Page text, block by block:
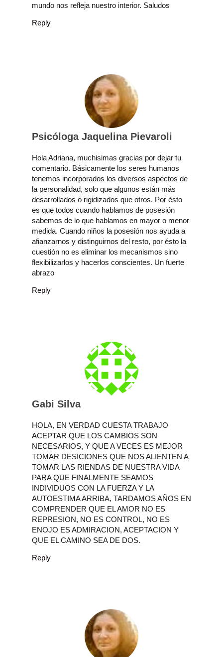
mundo nos refleja nuestro interior. Saludos
Reply
Psicóloga Jaquelina Pievaroli
Hola Adriana, muchisimas gracias por dejar tu
comentario. Básicamente los seres humanos
tenemos incorporados los diversos aspectos de
la personalidad, solo que algunos están más
desarrollados o rigidizados que otros. Por ésto
es que todos cuando hablamos de posesión
sabemos de lo que hablamos en mayor o menor
medida. Cuando niños la posesión nos ayuda a
afianzarnos y distinguirnos del resto, por ésto la
cuestión no es eliminar los mecanismos sino
flexibilizarlos y hacerlos conscientes. Un fuerte
abrazo
Reply
Gabi Silva
HOLA, EN VERDAD CUESTA TRABAJO
ACEPTAR QUE LOS CAMBIOS SON
NECESARIOS, Y QUE A VECES ES MEJOR
TOMAR DESICIONES QUE NOS ALIENTEN A
TOMAR LAS RIENDAS DE NUESTRA VIDA
PARA QUE FINALMENTE SEAMOS
INDIVIDUOS CON LA FUERZA Y LA
AUTOESTIMA ARRIBA, TARDAMOS AÑOS EN
COMPRENDER QUE EL AMOR NO ES
REPRESION, NO ES CONTROL, NO ES
ENOJO ES ADMIRACION, ACEPTACION Y
QUE EL CAMINO SEA DE DOS.
Reply